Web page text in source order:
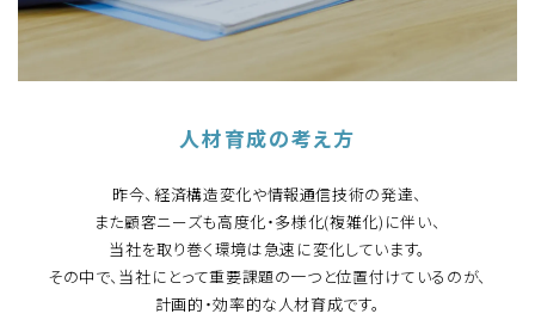
人材育成の考え方
昨今、経済構造変化や情報通信技術の発達、
また顧客ニーズも高度化・多様化(複雑化)に伴い、
当社を取り巻く環境は急速に変化しています。
その中で、当社にとって重要課題の一つと位置付けているのが、
計画的・効率的な人材育成です。